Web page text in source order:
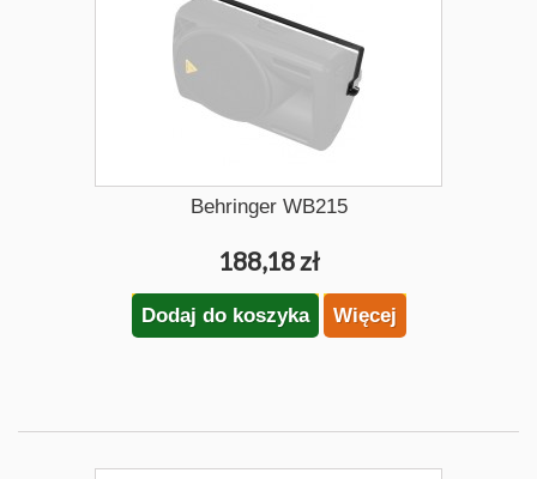
Behringer WB215
188,18 zł
Dodaj do koszyka Więcej